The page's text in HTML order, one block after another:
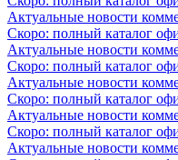
Актуальные новости
Скоро: полный каталог
Актуальные новости
Скоро: полный каталог
Актуальные новости
Скоро: полный каталог
Актуальные новости
Скоро: полный каталог
Актуальные новости